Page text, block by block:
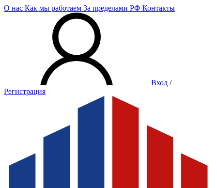
О нас Как мы работаем За пределами РФ Контакты
Вход /
Регистрация